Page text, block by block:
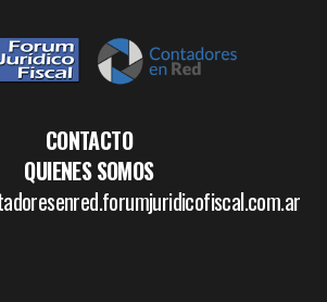
CONTACTO
QUIENES SOMOS